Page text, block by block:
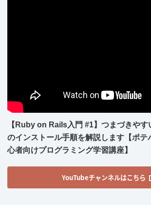
【Ruby on Rails入門 #1】つまづきや
のインストール手順を解説します【ポテ
心者向けプログラミング学習講座】
YouTubeチャンネルはこちら